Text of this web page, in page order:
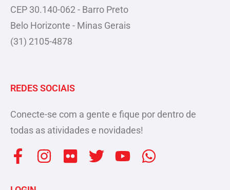
CEP 30.140-062 - Barro Preto
Belo Horizonte - Minas Gerais
(31) 2105-4878
REDES SOCIAIS
Conecte-se com a gente e fique por dentro de
todas as atividades e novidades!
F I F T Y W